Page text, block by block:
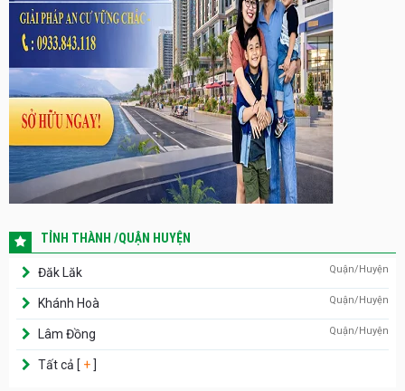
TỈNH THÀNH /QUẬN HUYỆN
Đăk Lăk Quận/Huyện
Khánh Hoà Quận/Huyện
Lâm Đồng Quận/Huyện
Tất cả [ + ]